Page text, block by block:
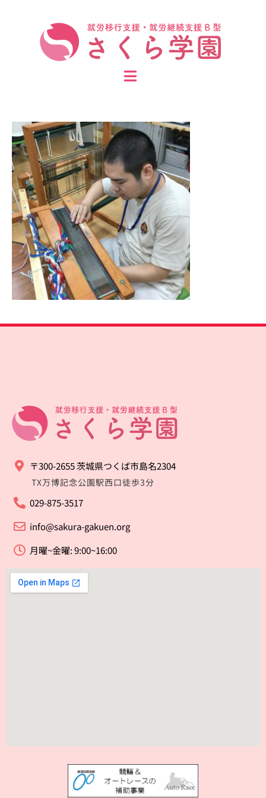
〒300-2655 茨城県つくば市島名2304
TX万博記念公園駅西口徒歩3分
029-875-3517
info@sakura-gakuen.org
月曜~金曜: 9:00~16:00